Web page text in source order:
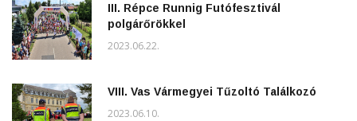
III. Répce Runnig Futófesztivál
polgárőrökkel
2023.06.22.
VIII. Vas Vármegyei Tűzoltó Találkozó
2023.06.10.